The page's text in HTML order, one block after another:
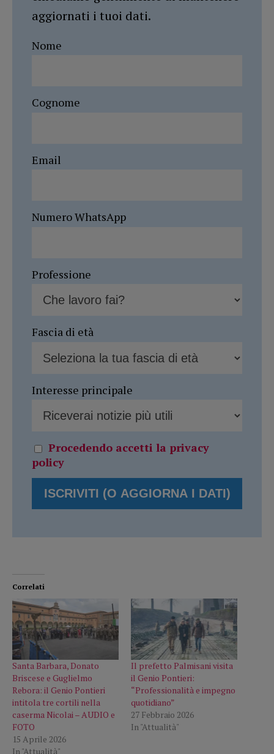
aggiornati i tuoi dati.
Nome
Cognome
Email
Numero WhatsApp
Professione
Fascia di età
Interesse principale
Procedendo accetti la privacy
policy
Correlati
Santa Barbara, Donato
Briscese e Guglielmo
Rebora: il Genio Pontieri
intitola tre cortili nella
caserma Nicolai – AUDIO e
FOTO
15 Aprile 2026
In "Attualità"
Il prefetto Palmisani visita
il Genio Pontieri:
“Professionalità e impegno
quotidiano”
27 Febbraio 2026
In "Attualità"